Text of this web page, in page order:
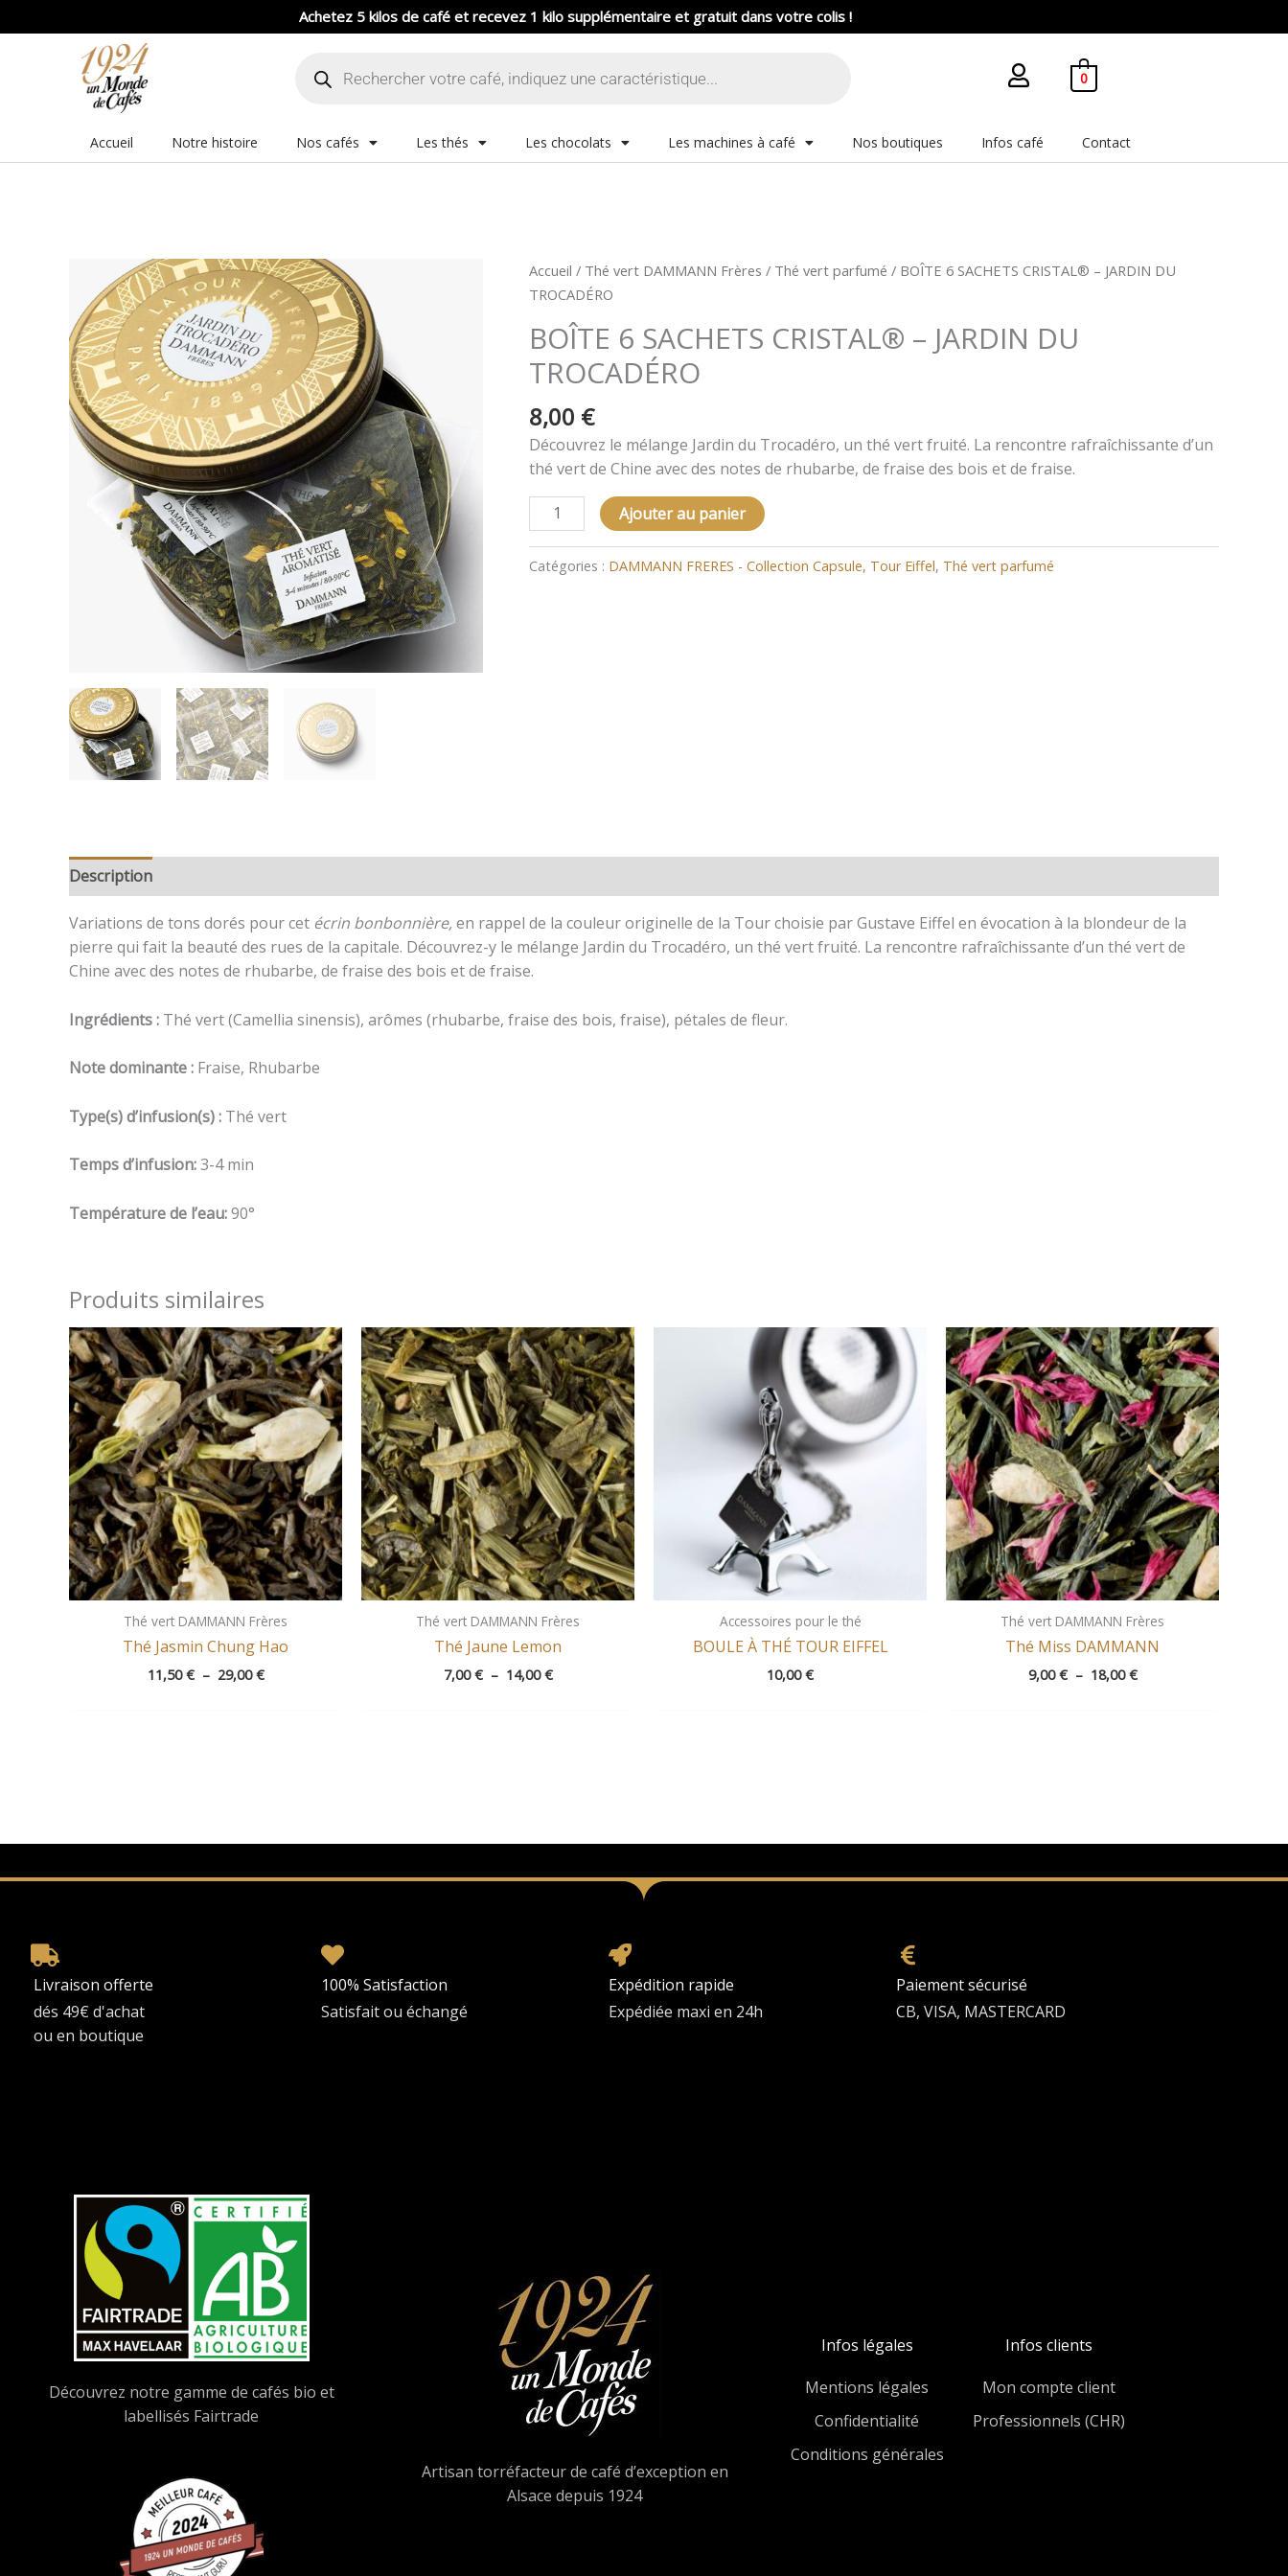
au
Achetez 5 kilos de café et recevez 1 kilo supplémentaire et gratuit dans votre colis !
produits 0
Accueil Notre histoire Nos cafés Les thés Les chocolats Les machines à café Nos boutiques Infos café Contact
Accueil / Thé vert DAMMANN Frères / Thé vert parfumé / BOÎTE 6 SACHETS CRISTAL® – JARDIN DU
TROCADÉRO
BOÎTE 6 SACHETS CRISTAL® – JARDIN DU
TROCADÉRO
8,00 €
Découvrez le mélange Jardin du Trocadéro, un thé vert fruité. La rencontre rafraîchissante d’un
thé vert de Chine avec des notes de rhubarbe, de fraise des bois et de fraise.
quantité
de
BOÎTE
6
SACHETS
CRISTAL®
-
JARDIN
DU
Ajouter au panier
Catégories : DAMMANN FRERES - Collection Capsule, Tour Eiffel, Thé vert parfumé
Description
Variations de tons dorés pour cet écrin bonbonnière,en rappel de la couleur originelle de la Tour choisie par Gustave Eiffel en évocation à la blondeur de la
pierre qui fait la beauté des rues de la capitale. Découvrez-y le mélange Jardin du Trocadéro, un thé vert fruité. La rencontre rafraîchissante d’un thé vert de
Chine avec des notes de rhubarbe, de fraise des bois et de fraise.
Ingrédients : Thé vert (Camellia sinensis), arômes (rhubarbe, fraise des bois, fraise), pétales de fleur.
Note dominante : Fraise, Rhubarbe
Type(s) d’infusion(s) : Thé vert
Temps d’infusion:3-4 min
Température de l’eau:90°
Produits similaires
Thé vert DAMMANN Frères
Thé Jasmin Chung Hao
11,50€ – 29,00€
Plage
de
prix :
11,50 €
à
29,00 €
Thé vert DAMMANN Frères
Thé Jaune Lemon
7,00€ – 14,00€
Plage
de
prix :
7,00 €
à
14,00 €
Accessoires pour le thé
BOULE À THÉ TOUR EIFFEL
10,00€
Thé vert DAMMANN Frères
Thé Miss DAMMANN
9,00€ – 18,00€
Plage
de
prix :
9,00 €
à
18,00 €
Livraison offerte
dés 49€ d'achat
ou en boutique
100% Satisfaction
Satisfait ou échangé
Expédition rapide
Expédiée maxi en 24h
Paiement sécurisé
CB, VISA, MASTERCARD
Découvrez notre gamme de cafés bio et
labellisés Fairtrade
Artisan torréfacteur de café d’exception en
Alsace depuis 1924
Infos légales
Mentions légales
Confidentialité
Conditions générales
Infos clients
Mon compte client
Professionnels (CHR)